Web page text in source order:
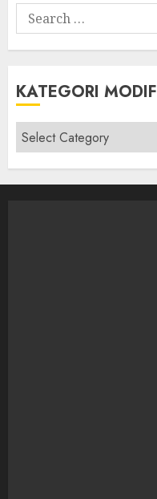
Search
for:
KATEGORI MODIF
Kategori
modif